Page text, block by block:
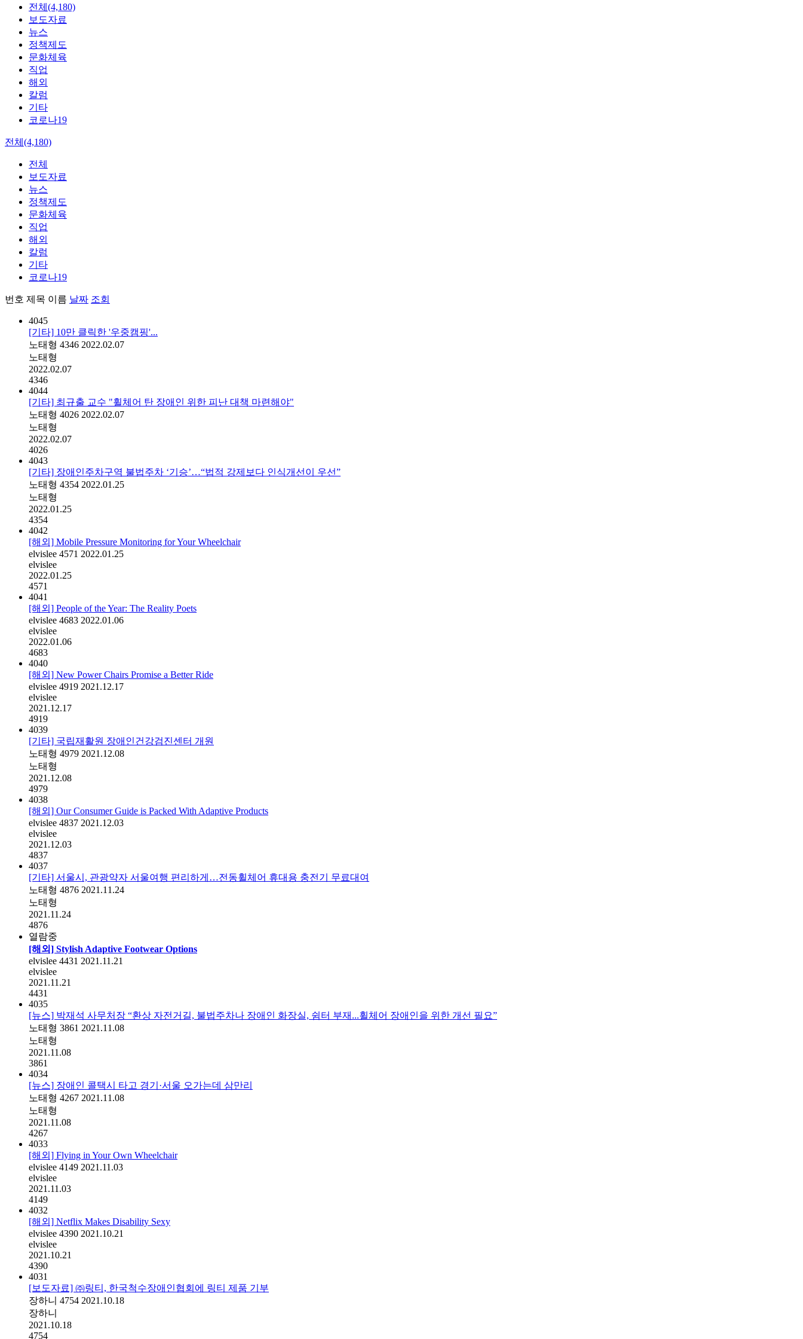
전체(4,180)
보도자료
뉴스
정책제도
문화체육
직업
해외
칼럼
기타
코로나19
전체(4,180)
전체
보도자료
뉴스
정책제도
문화체육
직업
해외
칼럼
기타
코로나19
번호 제목 이름 날짜 조회
4045
[기타] 10만 클릭한 '우중캠핑'...
노태형 4346 2022.02.07
노태형
2022.02.07
4346
4044
[기타] 최규출 교수 "휠체어 탄 장애인 위한 피난 대책 마련해야"
노태형 4026 2022.02.07
노태형
2022.02.07
4026
4043
[기타] 장애인주차구역 불법주차 ‘기승’…“법적 강제보다 인식개선이 우선”
노태형 4354 2022.01.25
노태형
2022.01.25
4354
4042
[해외] Mobile Pressure Monitoring for Your Wheelchair
elvislee 4571 2022.01.25
elvislee
2022.01.25
4571
4041
[해외] People of the Year: The Reality Poets
elvislee 4683 2022.01.06
elvislee
2022.01.06
4683
4040
[해외] New Power Chairs Promise a Better Ride
elvislee 4919 2021.12.17
elvislee
2021.12.17
4919
4039
[기타] 국립재활원 장애인건강검진센터 개원
노태형 4979 2021.12.08
노태형
2021.12.08
4979
4038
[해외] Our Consumer Guide is Packed With Adaptive Products
elvislee 4837 2021.12.03
elvislee
2021.12.03
4837
4037
[기타] 서울시, 관광약자 서울여행 편리하게…전동휠체어 휴대용 충전기 무료대여
노태형 4876 2021.11.24
노태형
2021.11.24
4876
열람중
[해외] Stylish Adaptive Footwear Options
elvislee 4431 2021.11.21
elvislee
2021.11.21
4431
4035
[뉴스] 박재석 사무처장 “환상 자전거길, 불법주차나 장애인 화장실, 쉼터 부재...휠체어 장애인을 위한 개선 필요”
노태형 3861 2021.11.08
노태형
2021.11.08
3861
4034
[뉴스] 장애인 콜택시 타고 경기·서울 오가는데 삼만리
노태형 4267 2021.11.08
노태형
2021.11.08
4267
4033
[해외] Flying in Your Own Wheelchair
elvislee 4149 2021.11.03
elvislee
2021.11.03
4149
4032
[해외] Netflix Makes Disability Sexy
elvislee 4390 2021.10.21
elvislee
2021.10.21
4390
4031
[보도자료] ㈜링티, 한국척수장애인협회에 링티 제품 기부
장하니 4754 2021.10.18
장하니
2021.10.18
4754